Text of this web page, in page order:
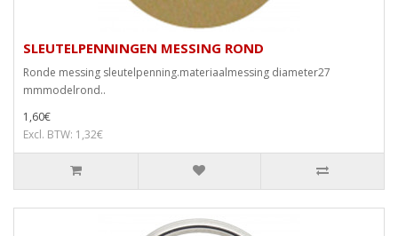
SLEUTELPENNINGEN MESSING ROND
Ronde messing sleutelpenning.materiaalmessing diameter27
mmmodelrond..
1,60€
Excl. BTW: 1,32€